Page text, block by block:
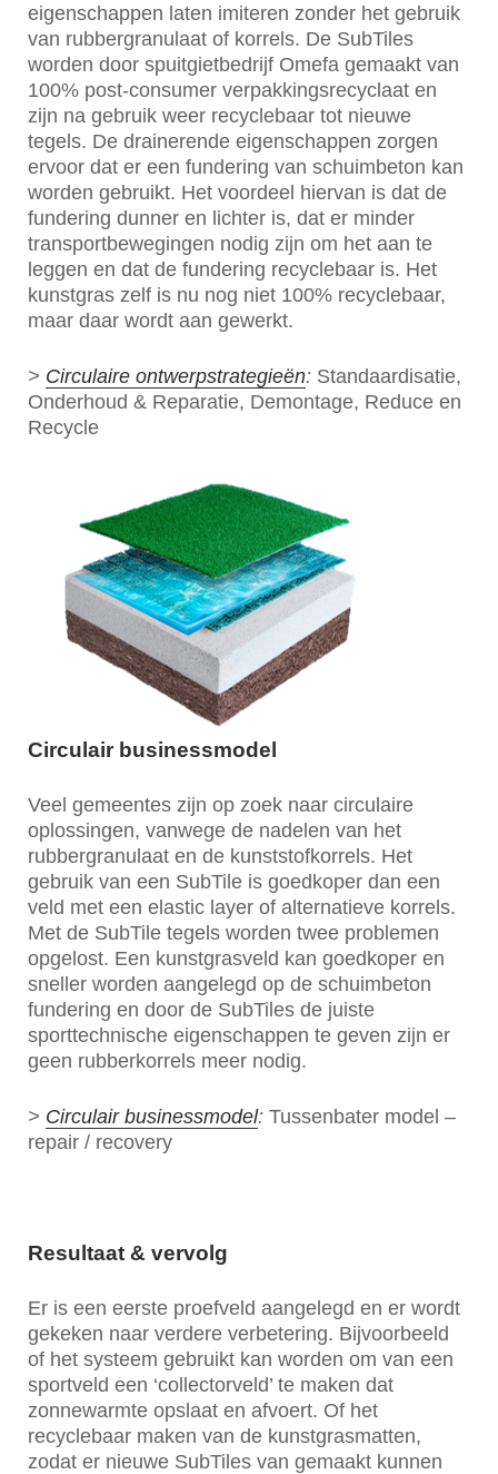
eigenschappen laten imiteren zonder het gebruik
van rubbergranulaat of korrels. De SubTiles
worden door spuitgietbedrijf Omefa gemaakt van
100% post-consumer verpakkingsrecyclaat en
zijn na gebruik weer recyclebaar tot nieuwe
tegels. De drainerende eigenschappen zorgen
ervoor dat er een fundering van schuimbeton kan
worden gebruikt. Het voordeel hiervan is dat de
fundering dunner en lichter is, dat er minder
transportbewegingen nodig zijn om het aan te
leggen en dat de fundering recyclebaar is. Het
kunstgras zelf is nu nog niet 100% recyclebaar,
maar daar wordt aan gewerkt.
> Circulaire ontwerpstrategieën: Standaardisatie,
Onderhoud & Reparatie, Demontage, Reduce en
Recycle
Circulair businessmodel
Veel gemeentes zijn op zoek naar circulaire
oplossingen, vanwege de nadelen van het
rubbergranulaat en de kunststofkorrels. Het
gebruik van een SubTile is goedkoper dan een
veld met een elastic layer of alternatieve korrels.
Met de SubTile tegels worden twee problemen
opgelost. Een kunstgrasveld kan goedkoper en
sneller worden aangelegd op de schuimbeton
fundering en door de SubTiles de juiste
sporttechnische eigenschappen te geven zijn er
geen rubberkorrels meer nodig.
> Circulair businessmodel: Tussenbater model –
repair / recovery
Resultaat & vervolg
Er is een eerste proefveld aangelegd en er wordt
gekeken naar verdere verbetering. Bijvoorbeeld
of het systeem gebruikt kan worden om van een
sportveld een ‘collectorveld’ te maken dat
zonnewarmte opslaat en afvoert. Of het
recyclebaar maken van de kunstgrasmatten,
zodat er nieuwe SubTiles van gemaakt kunnen